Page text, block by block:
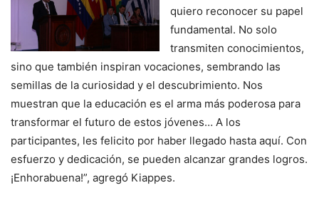
quiero reconocer su papel
fundamental. No solo
transmiten conocimientos,
sino que también inspiran vocaciones, sembrando las
semillas de la curiosidad y el descubrimiento. Nos
muestran que la educación es el arma más poderosa para
transformar el futuro de estos jóvenes… A los
participantes, les felicito por haber llegado hasta aquí. Con
esfuerzo y dedicación, se pueden alcanzar grandes logros.
¡Enhorabuena!”, agregó Kiappes.